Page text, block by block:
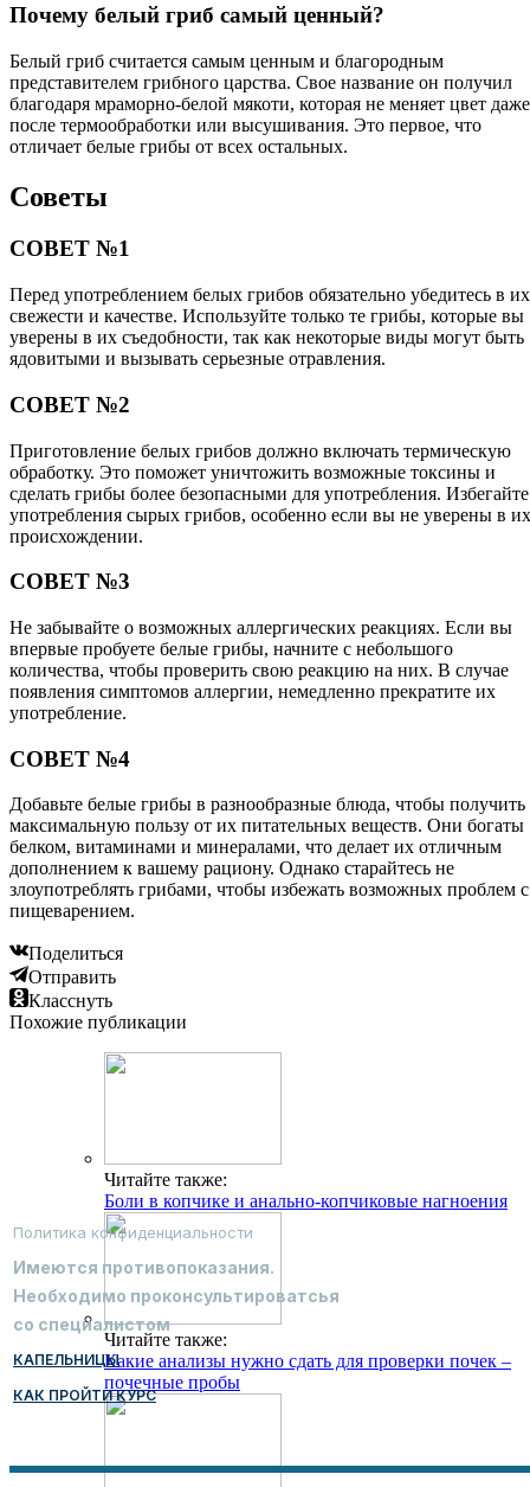
Почему белый гриб самый ценный?
Белый гриб считается самым ценным и благородным
представителем грибного царства. Свое название он получил
благодаря мраморно-белой мякоти, которая не меняет цвет даже
после термообработки или высушивания. Это первое, что
отличает белые грибы от всех остальных.
Советы
СОВЕТ №1
Перед употреблением белых грибов обязательно убедитесь в их
свежести и качестве. Используйте только те грибы, которые вы
уверены в их съедобности, так как некоторые виды могут быть
ядовитыми и вызывать серьезные отравления.
СОВЕТ №2
Приготовление белых грибов должно включать термическую
обработку. Это поможет уничтожить возможные токсины и
сделать грибы более безопасными для употребления. Избегайте
употребления сырых грибов, особенно если вы не уверены в их
происхождении.
СОВЕТ №3
Не забывайте о возможных аллергических реакциях. Если вы
впервые пробуете белые грибы, начните с небольшого
количества, чтобы проверить свою реакцию на них. В случае
появления симптомов аллергии, немедленно прекратите их
употребление.
СОВЕТ №4
Добавьте белые грибы в разнообразные блюда, чтобы получить
максимальную пользу от их питательных веществ. Они богаты
белком, витаминами и минералами, что делает их отличным
дополнением к вашему рациону. Однако старайтесь не
злоупотреблять грибами, чтобы избежать возможных проблем с
пищеварением.
Поделиться
Отправить
Класснуть
Похожие публикации
Читайте также:
Боли в копчике и анально-копчиковые нагноения
Читайте также:
Какие анализы нужно сдать для проверки почек –
почечные пробы
Политика конфиденциальности
Имеются противопоказания.
Необходимо проконсультироватсья
со специалистом
КАПЕЛЬНИЦЫ
КАК ПРОЙТИ КУРС